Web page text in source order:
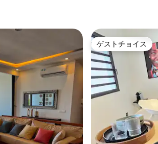
の平均評価
ゲストチョイス
ゲストチョイス